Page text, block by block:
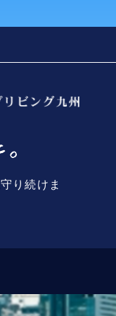
り続けま